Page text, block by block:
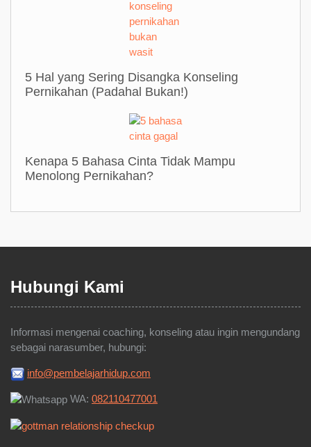
Tips Bicara Soal Seks dengan Anak Remaja
5 Hal yang Sering Disangka Konseling
Pernikahan (Padahal Bukan!)
Kenapa 5 Bahasa Cinta Tidak Mampu
Hubungi Kami
Informasi mengenai coaching, konseling atau ingin mengundang
sebagai narasumber, hubungi:
info@pembelajarhidup.com